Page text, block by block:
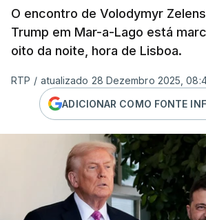
O encontro de Volodymyr
Trump em Mar-a-Lago está
oito da noite, hora de Lisboa.
RTP / atualizado 28 Dezembro 2025,
ADICIONAR COMO FONTE